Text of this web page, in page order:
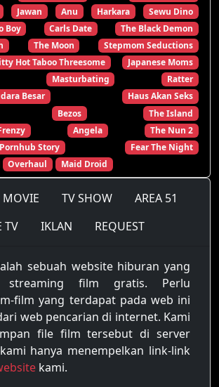
Jawan Anu Harkara
Sewu Dino
Boy Carls Date
The Black Demon
The Moon
Stepmom Seductions
Hot Taboo Threesome
Japanese Moms
Masturbating
Ratter
Besar
Haus Akan Seks
Bezos
The Island
Angela
The Nun 2
Story
Fear The Night
Overhaul Maid Droid
MOVIE TV SHOW
AREA 51
TV
IKLAN REQUEST
sebuah website hiburan yang
streaming film gratis. Perlu
film yang terdapat pada web ini
web pencarian di internet. Kami
file film tersebut di server
hanya menempelkan link-link
kami.